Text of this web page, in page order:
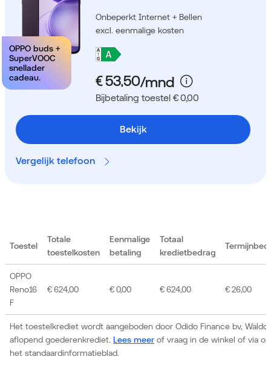
OPPO buds +
SuperVOOC
snellader
cadeau.
Onbeperkt Internet + Bellen
excl. eenmalige kosten
Bijbetaling toestel € 0,00
Bekijk
Vergelijk telefoon
Toestel
Totale
toestelkosten
Eenmalige
betaling
Totaal
kredietbedrag
Het toestelkrediet wordt aangeboden door Odido Finance bv,
aflopend goederenkrediet. Lees meer of vraag in de winkel of via
het standaardinformatieblad.
OPPO
Reno16
F
€ 624,00 € 0,00 € 624,00 € 26,00